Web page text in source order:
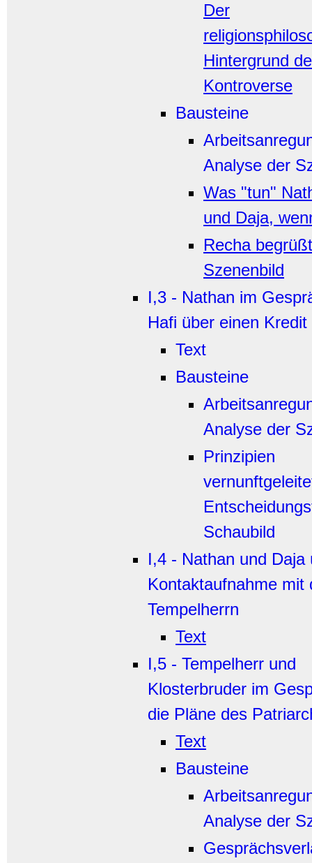
Der
Hintergrund
Kontroverse
Bausteine
Analyse der
Was "tun"
und Daja,
Recha
Szenenbild
I,3 - Nathan im
Hafi über einen
Text
Bausteine
Analyse der
Prinzipien
Schaubild
I,4 - Nathan und Daja
Kontaktaufnahme mit
Tempelherrn
Text
I,5 - Tempelherr und
Klosterbruder im
die Pläne des
Text
Bausteine
Analyse der